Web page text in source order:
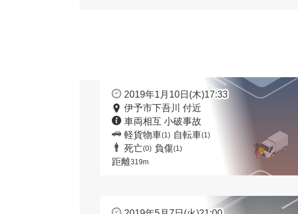
2019年1月10日(木)17:33
伊予市下吾川 付近
車両相互 小破事故
軽貨物車(1) 自転車(1)
死亡(0) 負傷(1)
距離319m